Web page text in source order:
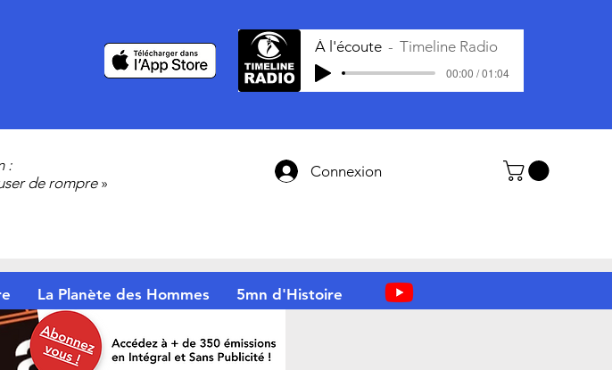
À l'écoute Timeline Radio
00:00 / 01:04
:
de rompre»
Connexion
La Planète des Hommes 5mn d'Histoire